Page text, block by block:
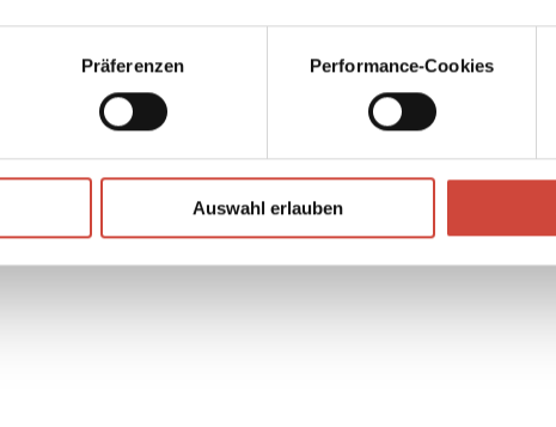
Präferenzen Performance-Cookies
Auswahl erlauben